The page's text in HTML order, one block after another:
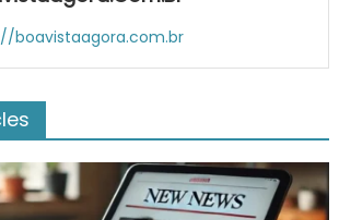
boavistaagora.com.br